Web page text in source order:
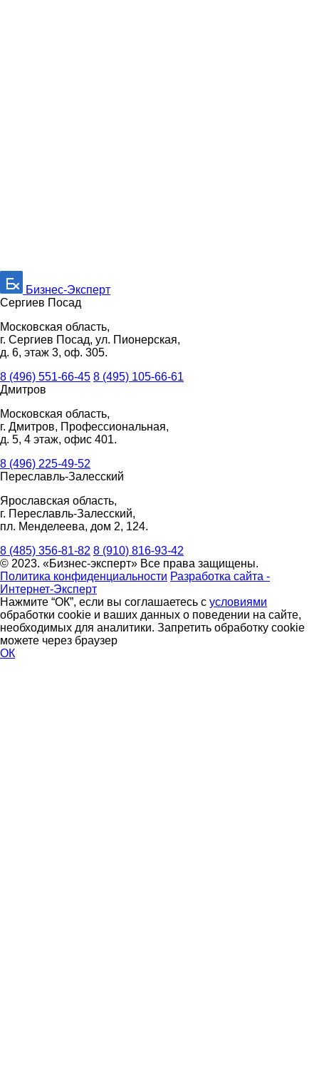
Бизнес-Эксперт
Сергиев Посад
Московская область,
г. Сергиев Посад, ул. Пионерская,
д. 6, этаж 3, оф. 305.
8 (496) 551-66-45 8 (495) 105-66-61
Дмитров
Московская область,
г. Дмитров, Профессиональная,
д. 5, 4 этаж, офис 401.
8 (496) 225-49-52
Переславль-Залесский
Ярославская область,
г. Переславль-Залесский,
пл. Менделеева, дом 2, 124.
8 (485) 356-81-82 8 (910) 816-93-42
© 2023. «Бизнес-эксперт» Все права защищены.
Политика конфиденциальности Разработка сайта -
Интернет-Эксперт
Нажмите “ОК”, если вы соглашаетесь с условиями
обработки cookie и ваших данных о поведении на сайте,
необходимых для аналитики. Запретить обработку cookie
можете через браузер
ОК